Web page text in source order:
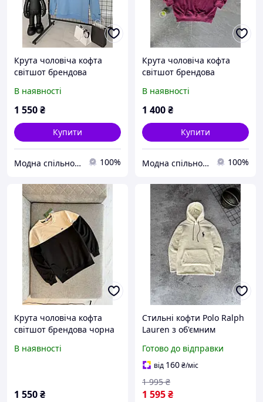
Крута чоловіча кофта
світшот брендова
світшоти осінь-весна
В наявності
1 550₴
Купити
Модна спільнота 100%
Крута чоловіча кофта
світшот брендова
світшоти осінь-весна
В наявності
1 400₴
Купити
Модна спільнота 100%
Крута чоловіча кофта
світшот брендова чорна
світшоти осінь-весна
В наявності
1 550₴
Стильні кофти Polo Ralph
Lauren з об'ємним
Поло Ральф Лорен для
чоловіків, Крута бежева
толстовка
Готово до відправки
від 160₴/міс
1 595₴
1 995 ₴